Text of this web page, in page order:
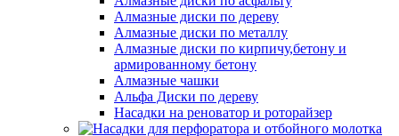
Алмазные диски по дереву
Алмазные диски по металлу
Алмазные диски по кирпичу,бетону и
армированному бетону
Алмазные чашки
Альфа Диски по дереву
Насадки на реноватор и роторайзер